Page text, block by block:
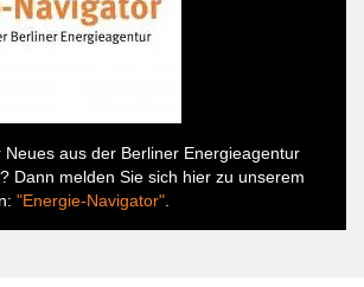
aus der Berliner Energieagentur
Dann melden Sie sich hier zu unserem
"Energie-Navigator"